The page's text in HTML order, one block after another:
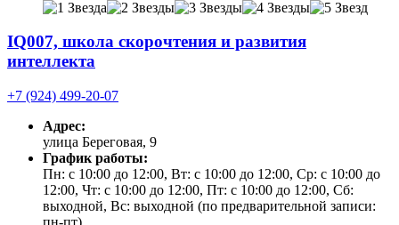
IQ007, школа скорочтения и развития
интеллекта
+7 (924) 499-20-07
Адрес:
улица Береговая, 9
График работы:
Пн: с 10:00 до 12:00, Вт: с 10:00 до 12:00, Ср: с 10:00 до
12:00, Чт: с 10:00 до 12:00, Пт: с 10:00 до 12:00, Сб:
выходной, Вс: выходной (по предварительной записи:
пн-пт)